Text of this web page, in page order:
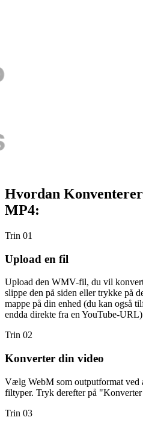
Hvordan
MP4:
Trin 01
Upload en fil
Upload den WMV-fil, du vil
slippe den på siden eller trykke på
mappe på din enhed (du kan også
endda direkte fra en YouTube-
Trin 02
Konverter din video
Vælg WebM som outputformat ved
filtyper. Tryk derefter på
Trin 03